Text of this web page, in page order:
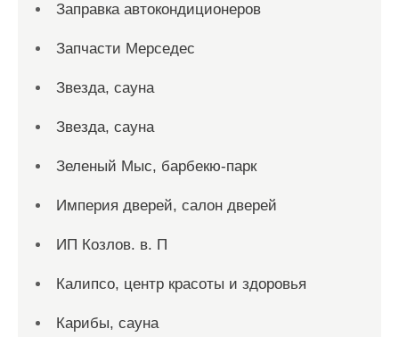
Заправка автокондиционеров
Запчасти Мерседес
Звезда, сауна
Звезда, сауна
Зеленый Мыс, барбекю-парк
Империя дверей, салон дверей
ИП Козлов. в. П
Калипсо, центр красоты и здоровья
Карибы, сауна